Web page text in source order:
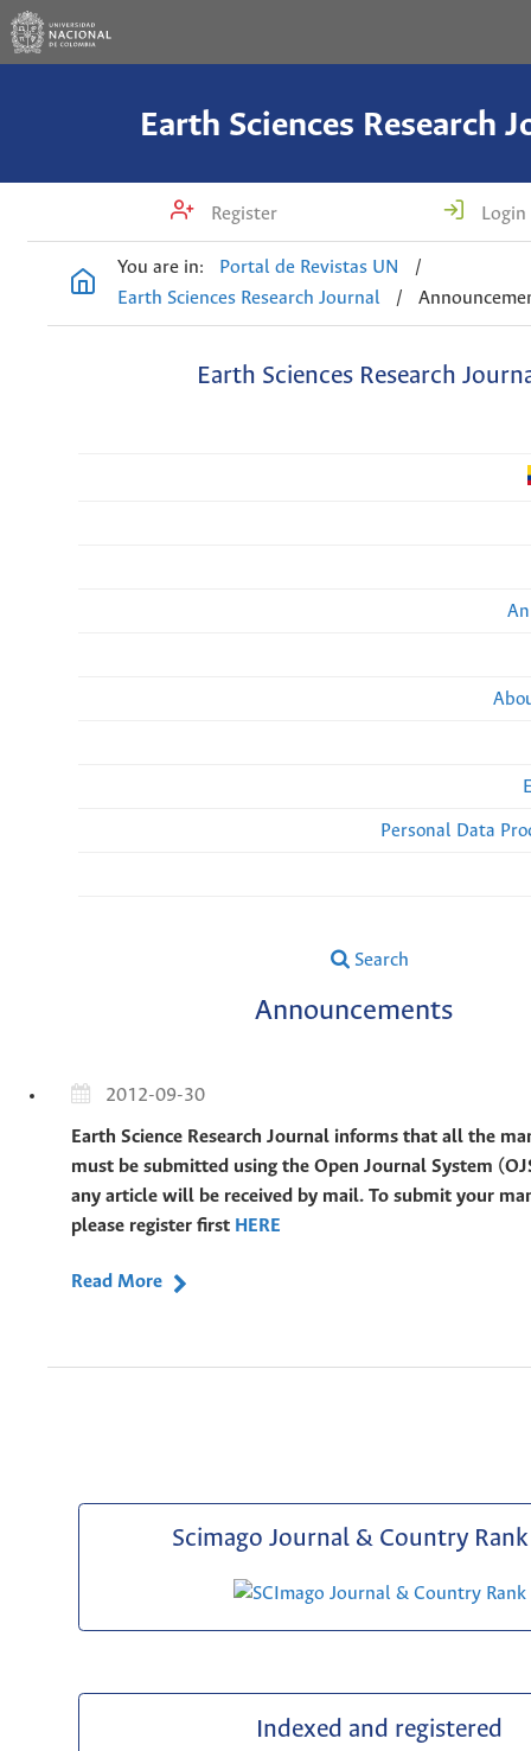
Earth Sciences Research
Register Login
You are in: Portal de Revistas UN
/
Earth Sciences Research Journal
/
Earth Sciences Research
Personal Data
Search
Announcements
2012-09-30
Earth Science Research Journal informs that all the
must be submitted using the Open Journal System
any article will be received by mail. To submit your
please register first HERE
Read More
Scimago Journal & Country Rank
Indexed and registered